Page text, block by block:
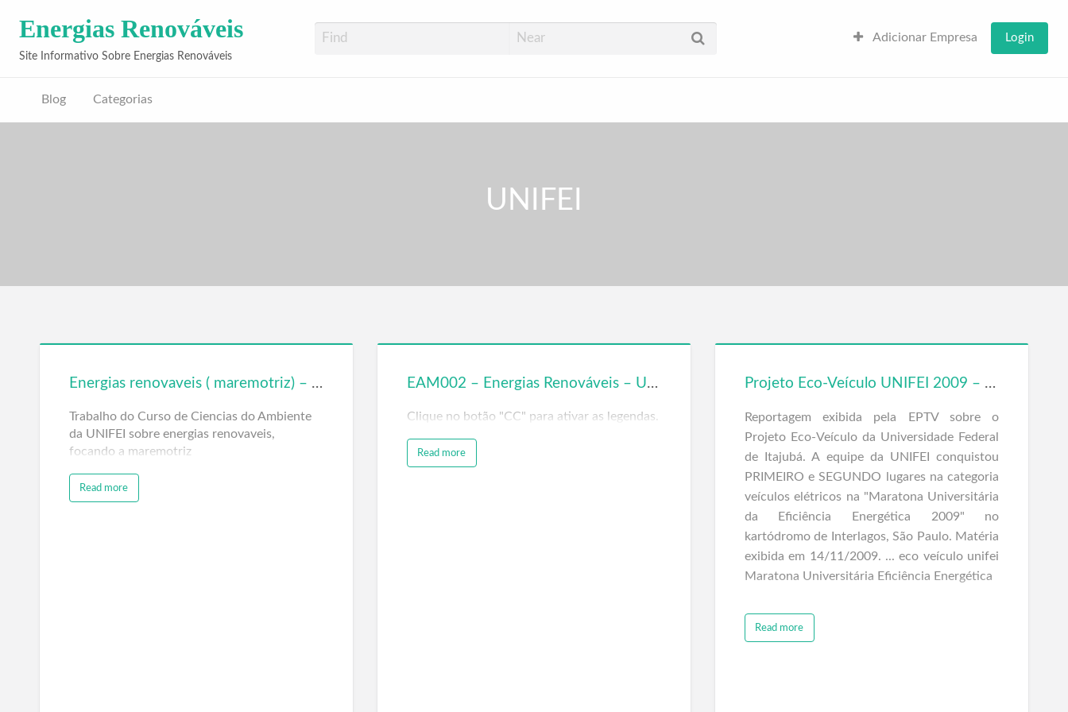
Energias Renováveis
Site Informativo Sobre Energias Renováveis
Adicionar Empresa Login
Blog Categorias
UNIFEI
Energias renovaveis ( maremotriz) – EAM 002
Trabalho do Curso de Ciencias do Ambiente
da UNIFEI sobre energias renovaveis,
focando a maremotriz
Read more
EAM002 – Energias Renováveis – UNIFEI – Grupo Fasorial
Clique no botão "CC" para ativar as legendas.
Read more
Projeto Eco-Veículo UNIFEI 2009 – Reportagem EPTV
Reportagem exibida pela EPTV sobre o
Projeto Eco-Veículo da Universidade Federal
de Itajubá. A equipe da UNIFEI conquistou
PRIMEIRO e SEGUNDO lugares na categoria
veículos elétricos na "Maratona Universitária
da Eficiência Energética 2009" no
kartódromo de Interlagos, São Paulo. Matéria
exibida em 14/11/2009. ... eco veículo unifei
Maratona Universitária Eficiência Energética
Read more